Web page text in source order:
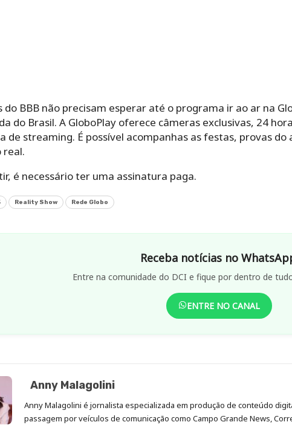
do BBB não precisam esperar até o programa ir ao ar na
do Brasil. A GloboPlay oferece câmeras exclusivas, 24
de streaming. É possível acompanhas as festas, provas
real.
é necessário ter uma assinatura paga.
Reality Show Rede Globo
Receba notícias no
Entre na comunidade do DCI e fique por dentro de
ENTRE NO CANAL
Anny Malagolini
Anny Malagolini é jornalista especializada em produção de conteúdo
passagem por veículos de comunicação como Campo Grande News,